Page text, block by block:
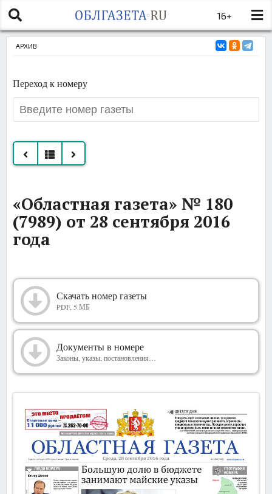
16+
АРХИВ
Переход к номеру
номера
за
2016
«Областная газета» № 180
(7989) от 28 сентября 2016
года
Скачать номер газеты
PDF, 5 МБ
Документы в номере
Законы, указы, постановления…